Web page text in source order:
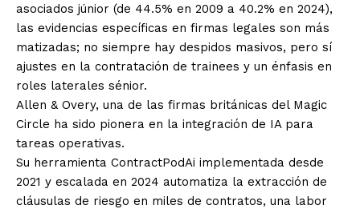
asociados júnior (de 44.5% en 2009 a 40.2% en 2024),
las evidencias específicas en firmas legales son más
matizadas; no siempre hay despidos masivos, pero sí
ajustes en la contratación de trainees y un énfasis en
roles laterales sénior.
Allen & Overy, una de las firmas británicas del Magic
Circle ha sido pionera en la integración de IA para
tareas operativas.
Su herramienta ContractPodAi implementada desde
2021 y escalada en 2024 automatiza la extracción de
cláusulas de riesgo en miles de contratos, una labor